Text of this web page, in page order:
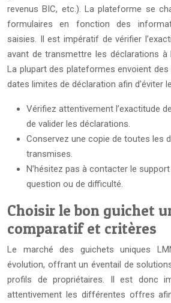
revenus BIC, etc.). La plateforme se
formulaires en fonction des
saisies. Il est impératif de vérifier
avant de transmettre les déclarations à
La plupart des plateformes envoient
dates limites de déclaration afin d’éviter
Vérifiez attentivement l’exactitude
de valider les déclarations.
Conservez une copie de toutes les
transmises.
N’hésitez pas à contacter le
question ou de difficulté.
Choisir le bon guichet
comparatif et critères
Le marché des guichets uniques
évolution, offrant un éventail de
profils de propriétaires. Il est donc
attentivement les différentes offres